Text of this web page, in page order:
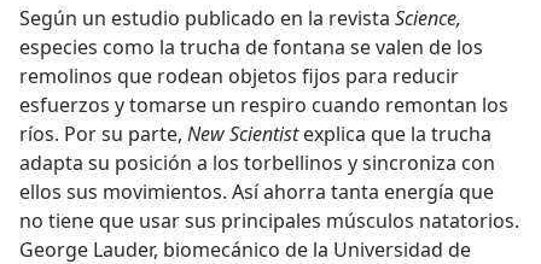
Según un estudio publicado en la revista Science,
especies como la trucha de fontana se valen de los
remolinos que rodean objetos fijos para reducir
esfuerzos y tomarse un respiro cuando remontan los
ríos. Por su parte, New Scientistexplica que la trucha
adapta su posición a los torbellinos y sincroniza con
ellos sus movimientos. Así ahorra tanta energía que
no tiene que usar sus principales músculos natatorios.
George Lauder, biomecánico de la Universidad de